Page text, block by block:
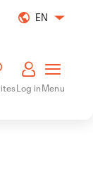
EN
Log inMenu